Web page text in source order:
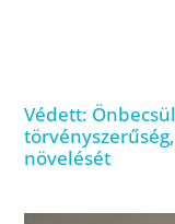
Védett:
növelését